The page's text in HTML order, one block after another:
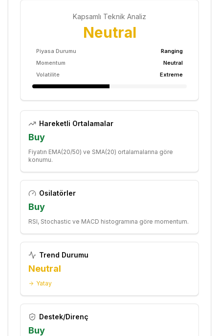
Kapsamlı Teknik Analiz
Neutral
Piyasa Durumu
Ranging
Momentum
Neutral
Volatilite
Extreme
Hareketli Ortalamalar
Buy
Fiyatın EMA(20/50) ve SMA(20) ortalamalarına göre
konumu.
Osilatörler
Buy
RSI, Stochastic ve MACD histogramına göre momentum.
Trend Durumu
Neutral
Yatay
Destek/Direnç
Buy